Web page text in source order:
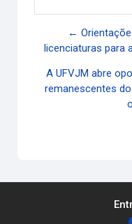
←
licenciaturas para
A UFVJM abre
remanescentes